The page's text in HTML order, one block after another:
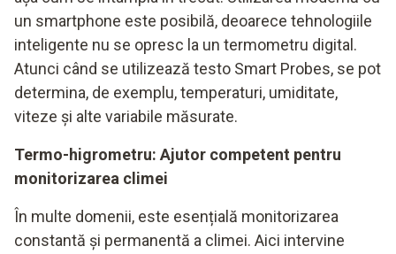
un smartphone este posibilă, deoarece tehnologiile
inteligente nu se opresc la un termometru digital.
Atunci când se utilizează testo Smart Probes, se pot
determina, de exemplu, temperaturi, umiditate,
viteze și alte variabile măsurate.
Termo-higrometru: Ajutor competent pentru
monitorizarea climei
În multe domenii, este esențială monitorizarea
constantă și permanentă a climei. Aici intervine